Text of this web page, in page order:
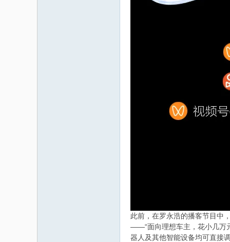
此前，在罗永浩的播客节目中
——“面向理想车主，花小几万
器人及其他智能设备均可直接